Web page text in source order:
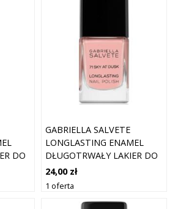
DO
GABRIELLA SALVETE
LONGLASTING ENAMEL
DŁUGOTRWAŁY LAKIER DO
PAZNOKCI Z WYSOKIM
POŁYSKIEM ODCIEŃ 71 SKY
24,00 zł
1 oferta